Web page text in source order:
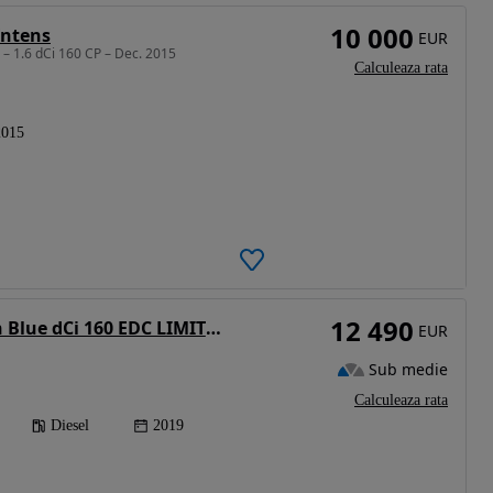
1.6 dCi 160 CP – Dec. 2015 10 000 EUR
Calculeaza rata
Renault Talisman Blue dCi 160 EDC LIMITED
Diesel 2019
12 490 EUR
Sub medie
Calculeaza rata